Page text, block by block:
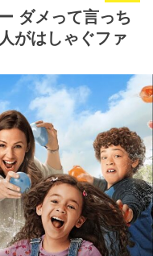
ダメって言っち
がはしゃぐファ